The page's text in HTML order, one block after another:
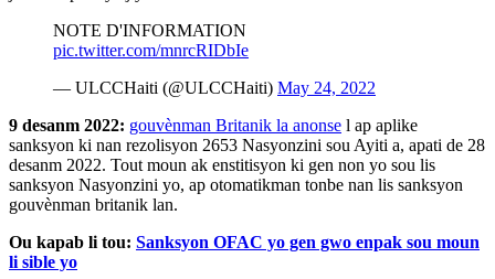
NOTE D'INFORMATION
pic.twitter.com/mnrcRIDbIe
— ULCCHaiti (@ULCCHaiti) May 24, 2022
9 desanm 2022: gouvènman Britanik la anonse l ap aplike
sanksyon ki nan rezolisyon 2653 Nasyonzini sou Ayiti a, apati de 28
desanm 2022. Tout moun ak enstitisyon ki gen non yo sou lis
sanksyon Nasyonzini yo, ap otomatikman tonbe nan lis sanksyon
gouvènman britanik lan.
Ou kapab li tou: Sanksyon OFAC yo gen gwo enpak sou moun
li sible yo